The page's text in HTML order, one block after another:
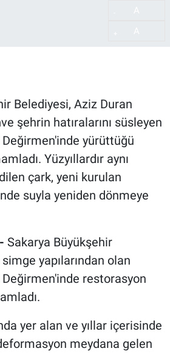
Belediyesi, Aziz Duran
şehrin hatıralarını süsleyen
yürüttüğü
Yüzyıllardır aynı
çark, yeni kurulan
suyla yeniden dönmeye
Sakarya Büyükşehir
yapılarından olan
restorasyon
yer alan ve yıllar içerisinde
meydana gelen